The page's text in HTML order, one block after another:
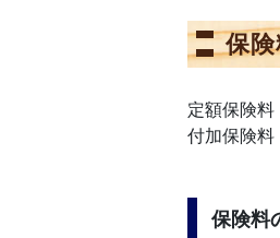
保
定額保険料
付加保険料
保険料